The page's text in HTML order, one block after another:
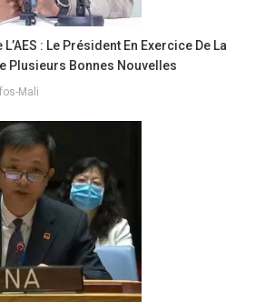
L’AES : Le Président En Exercice De La
Plusieurs Bonnes Nouvelles
Mali